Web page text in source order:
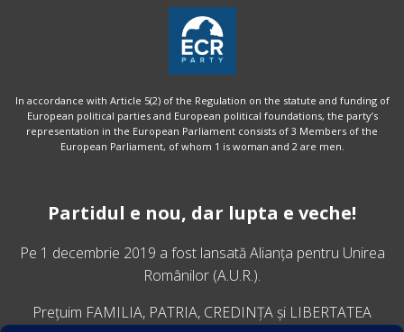
In accordance with Article 5(2) of the Regulation on the statute and funding of
European political parties and European political foundations, the party’s
representation in the European Parliament consists of 3 Members of the
European Parliament, of whom 1 is woman and 2 are men.
Partidul e nou, dar lupta e veche!
Pe 1 decembrie 2019 a fost lansatăAlianța pentru Unirea
Românilor (A.U.R.).
Prețuim FAMILIA, PATRIA, CREDINȚA și LIBERTATEA